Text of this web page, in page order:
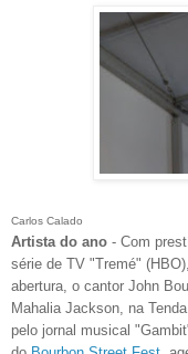
Carlos Calado
Artista do ano - Com
série de TV "Tremé"
abertura, o cantor John
Mahalia Jackson, na
pelo jornal musical